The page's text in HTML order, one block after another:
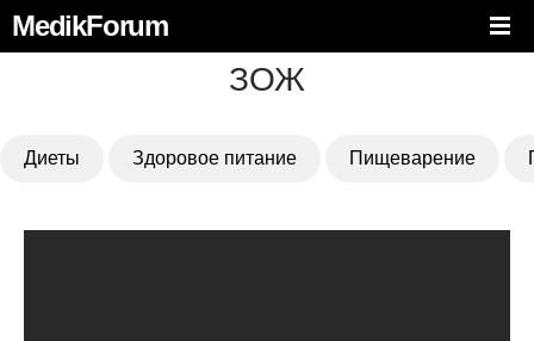
MedikForum
ЗОЖ
Диеты Здоровое питание Пищеварение